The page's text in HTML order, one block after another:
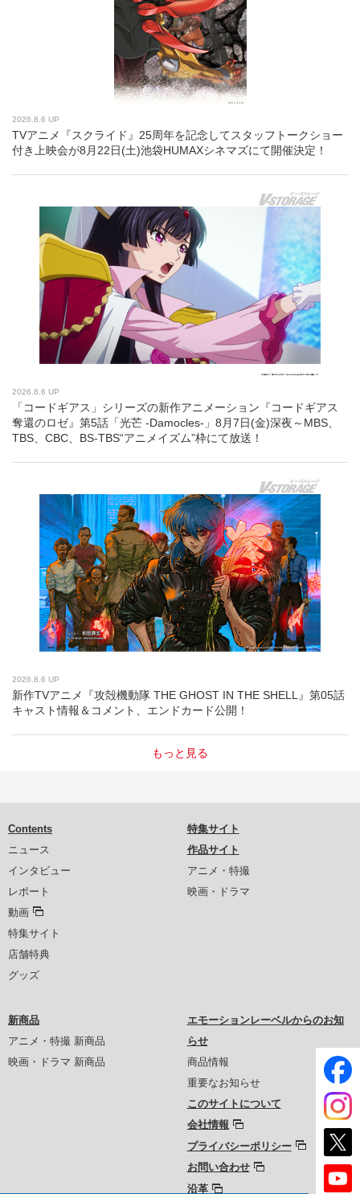
2026.8.6 UP
TVアニメ『スクライド』25周年を記念してスタッフトークショー
付き上映会が8月22日(土)池袋HUMAXシネマズにて開催決定！
2026.8.6 UP
「コードギアス」シリーズの新作アニメーション『コードギアス
奪還のロゼ』第5話「光芒 -Damocles-」8月7日(金)深夜～MBS、
TBS、CBC、BS-TBS“アニメイズム”枠にて放送！
2026.8.6 UP
新作TVアニメ『攻殻機動隊 THE GHOST IN THE SHELL』第05話
キャスト情報＆コメント、エンドカード公開！
もっと見る
Contents
ニュース
インタビュー
レポート
動画
特集サイト
店舗特典
グッズ
特集サイト
作品サイト
アニメ・特撮
映画・ドラマ
新商品
アニメ・特撮 新商品
映画・ドラマ 新商品
エモーションレーベルからのお知
らせ
商品情報
重要なお知らせ
このサイトについて
会社情報
プライバシーポリシー
お問い合わせ
沿革